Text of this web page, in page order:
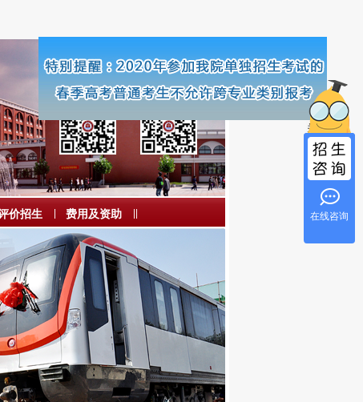
价招生 费用及资助
关闭
在线咨询